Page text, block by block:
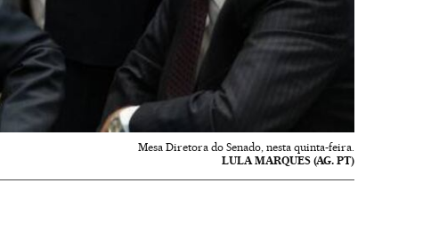
Mesa Diretora do Senado, nesta quinta-feira.
LULA MARQUES (AG. PT)